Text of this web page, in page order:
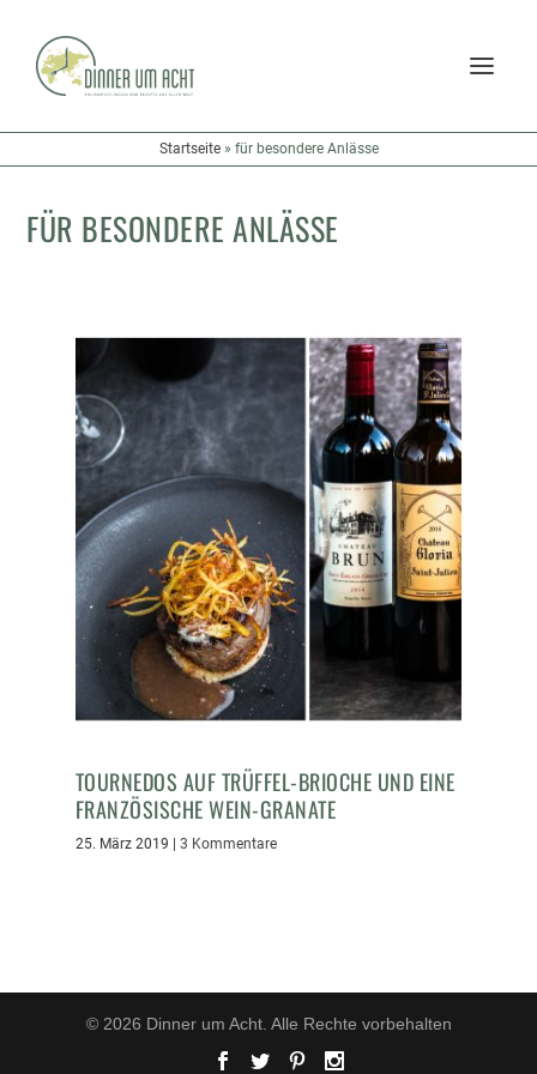
Startseite» für besondere Anlässe
FÜR BESONDERE ANLÄSSE
TOURNEDOS AUF TRÜFFEL-BRIOCHE UND EINE
FRANZÖSISCHE WEIN-GRANATE
25. März 2019 | 3 Kommentare
© 2026 Dinner um Acht. Alle Rechte vorbehalten